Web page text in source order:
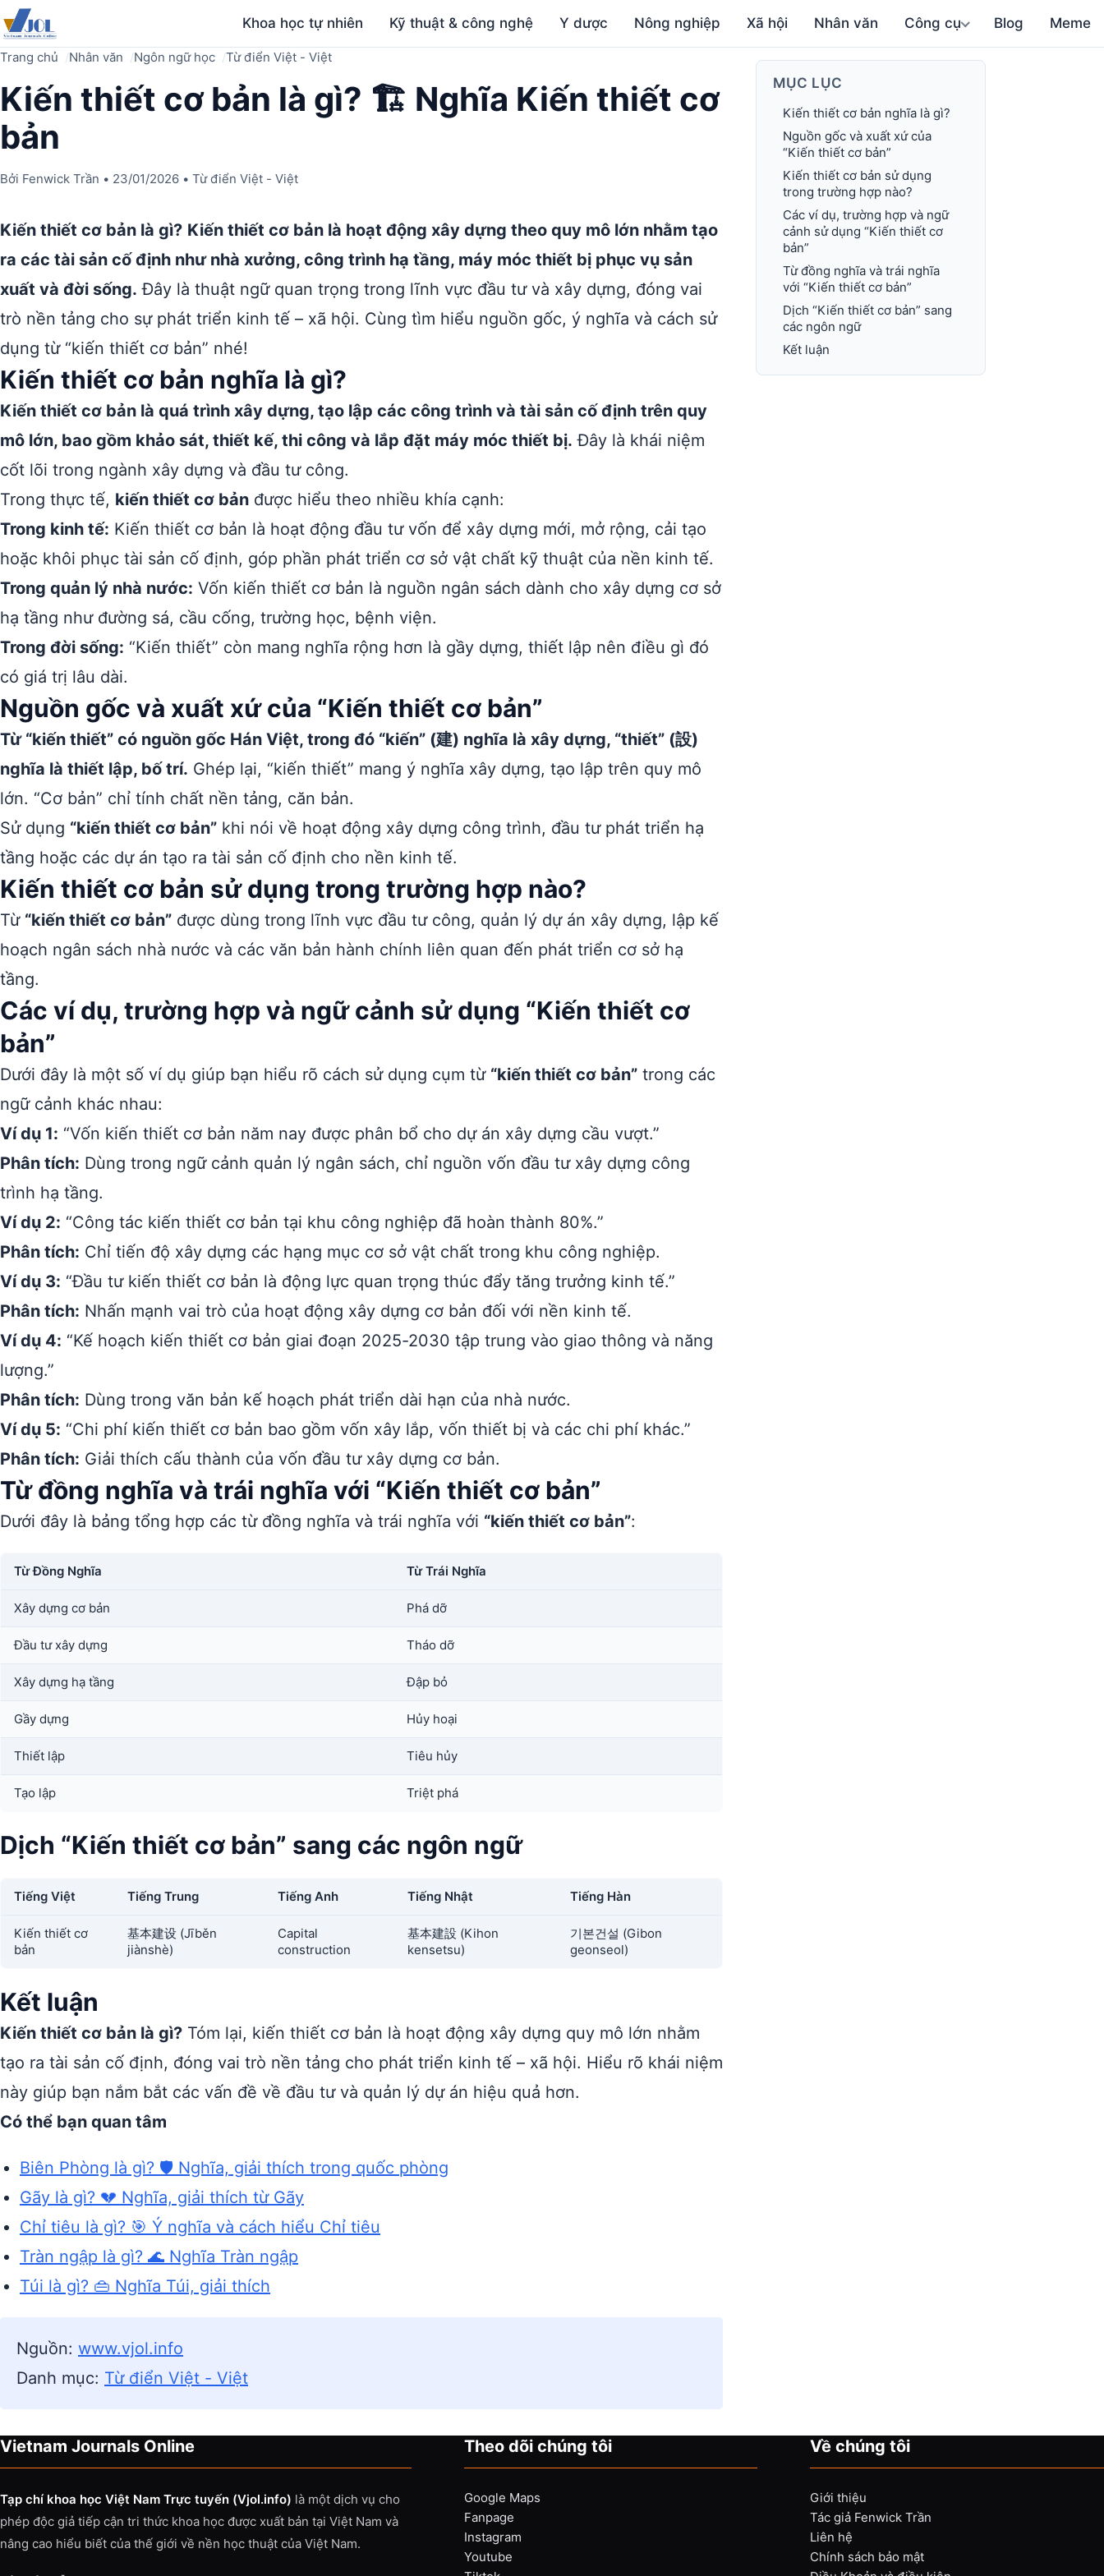
Khoa học tự nhiên Kỹ thuật & công nghệ Y dược Nông nghiệp Xã hội Nhân văn Công cụ Blog Meme
Trang chủ Nhân văn Ngôn ngữ học Từ điển Việt - Việt
Kiến thiết cơ bản là gì? 🏗️ Nghĩa Kiến thiết cơ
bản
Bởi Fenwick Trần • 23/01/2026 • Từ điển Việt - Việt
Kiến thiết cơ bản là gì? Kiến thiết cơ bản là hoạt động xây dựng theo quy mô lớn nhằm tạo
ra các tài sản cố định như nhà xưởng, công trình hạ tầng, máy móc thiết bị phục vụ sản
xuất và đời sống. Đây là thuật ngữ quan trọng trong lĩnh vực đầu tư và xây dựng, đóng vai
trò nền tảng cho sự phát triển kinh tế – xã hội. Cùng tìm hiểu nguồn gốc, ý nghĩa và cách sử
dụng từ “kiến thiết cơ bản” nhé!
Kiến thiết cơ bản nghĩa là gì?
Kiến thiết cơ bản là quá trình xây dựng, tạo lập các công trình và tài sản cố định trên quy
mô lớn, bao gồm khảo sát, thiết kế, thi công và lắp đặt máy móc thiết bị. Đây là khái niệm
cốt lõi trong ngành xây dựng và đầu tư công.
Trong thực tế, kiến thiết cơ bản được hiểu theo nhiều khía cạnh:
Trong kinh tế: Kiến thiết cơ bản là hoạt động đầu tư vốn để xây dựng mới, mở rộng, cải tạo
hoặc khôi phục tài sản cố định, góp phần phát triển cơ sở vật chất kỹ thuật của nền kinh tế.
Trong quản lý nhà nước: Vốn kiến thiết cơ bản là nguồn ngân sách dành cho xây dựng cơ sở
hạ tầng như đường sá, cầu cống, trường học, bệnh viện.
Trong đời sống: “Kiến thiết” còn mang nghĩa rộng hơn là gầy dựng, thiết lập nên điều gì đó
có giá trị lâu dài.
Nguồn gốc và xuất xứ của “Kiến thiết cơ bản”
Từ “kiến thiết” có nguồn gốc Hán Việt, trong đó “kiến” (建) nghĩa là xây dựng, “thiết” (設)
nghĩa là thiết lập, bố trí. Ghép lại, “kiến thiết” mang ý nghĩa xây dựng, tạo lập trên quy mô
lớn. “Cơ bản” chỉ tính chất nền tảng, căn bản.
Sử dụng “kiến thiết cơ bản” khi nói về hoạt động xây dựng công trình, đầu tư phát triển hạ
tầng hoặc các dự án tạo ra tài sản cố định cho nền kinh tế.
Kiến thiết cơ bản sử dụng trong trường hợp nào?
Từ “kiến thiết cơ bản” được dùng trong lĩnh vực đầu tư công, quản lý dự án xây dựng, lập kế
hoạch ngân sách nhà nước và các văn bản hành chính liên quan đến phát triển cơ sở hạ
tầng.
Các ví dụ, trường hợp và ngữ cảnh sử dụng “Kiến thiết cơ
bản”
Dưới đây là một số ví dụ giúp bạn hiểu rõ cách sử dụng cụm từ “kiến thiết cơ bản” trong các
ngữ cảnh khác nhau:
Ví dụ 1: “Vốn kiến thiết cơ bản năm nay được phân bổ cho dự án xây dựng cầu vượt.”
Phân tích: Dùng trong ngữ cảnh quản lý ngân sách, chỉ nguồn vốn đầu tư xây dựng công
trình hạ tầng.
Ví dụ 2: “Công tác kiến thiết cơ bản tại khu công nghiệp đã hoàn thành 80%.”
Phân tích: Chỉ tiến độ xây dựng các hạng mục cơ sở vật chất trong khu công nghiệp.
Ví dụ 3: “Đầu tư kiến thiết cơ bản là động lực quan trọng thúc đẩy tăng trưởng kinh tế.”
Phân tích: Nhấn mạnh vai trò của hoạt động xây dựng cơ bản đối với nền kinh tế.
Ví dụ 4: “Kế hoạch kiến thiết cơ bản giai đoạn 2025-2030 tập trung vào giao thông và năng
lượng.”
Phân tích: Dùng trong văn bản kế hoạch phát triển dài hạn của nhà nước.
Ví dụ 5: “Chi phí kiến thiết cơ bản bao gồm vốn xây lắp, vốn thiết bị và các chi phí khác.”
Phân tích: Giải thích cấu thành của vốn đầu tư xây dựng cơ bản.
Từ đồng nghĩa và trái nghĩa với “Kiến thiết cơ bản”
Dưới đây là bảng tổng hợp các từ đồng nghĩa và trái nghĩa với “kiến thiết cơ bản”:
Từ Đồng Nghĩa Từ Trái Nghĩa
Xây dựng cơ bản Phá dỡ
Đầu tư xây dựng Tháo dỡ
Xây dựng hạ tầng Đập bỏ
Gầy dựng Hủy hoại
Thiết lập Tiêu hủy
Tạo lập Triệt phá
Dịch “Kiến thiết cơ bản” sang các ngôn ngữ
Tiếng Việt Tiếng Trung Tiếng Anh Tiếng Nhật Tiếng Hàn
Kiến thiết cơ
bản
基本建设 (Jīběn
jiànshè)
Capital
construction
基本建設 (Kihon
kensetsu)
기본건설 (Gibon
geonseol)
Kết luận
Kiến thiết cơ bản là gì? Tóm lại, kiến thiết cơ bản là hoạt động xây dựng quy mô lớn nhằm
tạo ra tài sản cố định, đóng vai trò nền tảng cho phát triển kinh tế – xã hội. Hiểu rõ khái niệm
này giúp bạn nắm bắt các vấn đề về đầu tư và quản lý dự án hiệu quả hơn.
Có thể bạn quan tâm
Biên Phòng là gì? 🛡️ Nghĩa, giải thích trong quốc phòng
Gãy là gì? 💔 Nghĩa, giải thích từ Gãy
Chỉ tiêu là gì? 🎯 Ý nghĩa và cách hiểu Chỉ tiêu
Tràn ngập là gì? 🌊 Nghĩa Tràn ngập
Túi là gì? 👜 Nghĩa Túi, giải thích
Nguồn: www.vjol.info
Danh mục: Từ điển Việt - Việt
MỤC LỤC
Kiến thiết cơ bản nghĩa là gì?
Nguồn gốc và xuất xứ của
“Kiến thiết cơ bản”
Kiến thiết cơ bản sử dụng
trong trường hợp nào?
Các ví dụ, trường hợp và ngữ
cảnh sử dụng “Kiến thiết cơ
bản”
Từ đồng nghĩa và trái nghĩa
với “Kiến thiết cơ bản”
Dịch “Kiến thiết cơ bản” sang
các ngôn ngữ
Kết luận
Vietnam Journals Online
Tạp chí khoa học Việt Nam Trực tuyến (Vjol.info) là một dịch vụ cho
phép độc giả tiếp cận tri thức khoa học được xuất bản tại Việt Nam và
nâng cao hiểu biết của thế giới về nền học thuật của Việt Nam.
Theo dõi chúng tôi
Google Maps
Fanpage
Instagram
Youtube
Về chúng tôi
Giới thiệu
Tác giả Fenwick Trần
Liên hệ
Chính sách bảo mật